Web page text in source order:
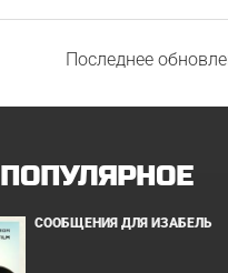
Последнее
ПОПУЛЯРНОЕ
СООБЩЕНИЯ ДЛЯ ИЗАБЕЛЬ